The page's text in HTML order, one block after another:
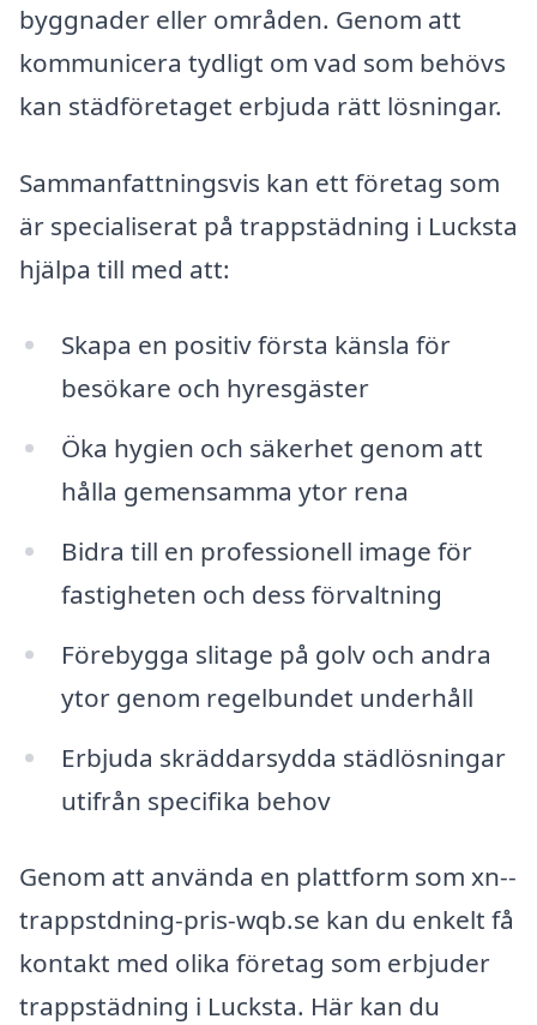
byggnader eller områden. Genom att
kommunicera tydligt om vad som behövs
kan städföretaget erbjuda rätt lösningar.
Sammanfattningsvis kan ett företag som
är specialiserat på trappstädning i Lucksta
hjälpa till med att:
Skapa en positiv första känsla för
besökare och hyresgäster
Öka hygien och säkerhet genom att
hålla gemensamma ytor rena
Bidra till en professionell image för
fastigheten och dess förvaltning
Förebygga slitage på golv och andra
ytor genom regelbundet underhåll
Erbjuda skräddarsydda städlösningar
utifrån specifika behov
Genom att använda en plattform som xn--
trappstdning-pris-wqb.se kan du enkelt få
kontakt med olika företag som erbjuder
trappstädning i Lucksta. Här kan du